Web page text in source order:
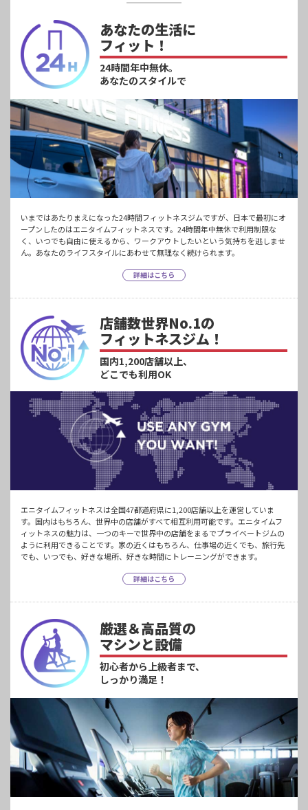
あなたの生活に
フィット！
24時間年中無休。
あなたのスタイルで
いまではあたりまえになった24時間フィットネスジムですが、日本で最初にオ
ープンしたのはエニタイムフィットネスです。24時間年中無休で利用制限な
く、いつでも自由に使えるから、ワークアウトしたいという気持ちを逃しませ
ん。あなたのライフスタイルにあわせて無理なく続けられます。
詳細はこちら
店舗数世界No.1の
フィットネスジム！
国内1,200店舗以上、
どこでも利用OK
エニタイムフィットネスは全国47都道府県に1,200店舗以上を運営していま
す。国内はもちろん、世界中の店舗がすべて相互利用可能です。エニタイムフ
ィットネスの魅力は、一つのキーで世界中の店舗をまるでプライベートジムの
ように利用できることです。家の近くはもちろん、仕事場の近くでも、旅行先
でも、いつでも、好きな場所、好きな時間にトレーニングができます。
詳細はこちら
厳選＆高品質の
マシンと設備
初心者から上級者まで、
しっかり満足！